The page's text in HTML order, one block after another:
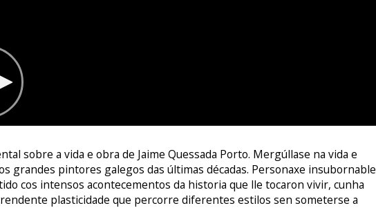
sobre a vida e obra de Jaime Quessada Porto. Mergúllase na vida e
grandes pintores galegos das últimas décadas. Personaxe insubornable
cos intensos acontecementos da historia que lle tocaron vivir, cunha
plasticidade que percorre diferentes estilos sen someterse a